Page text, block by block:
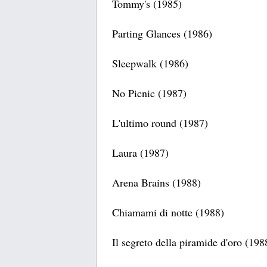
Tommy's (1985)
Parting Glances (1986)
Sleepwalk (1986)
No Picnic (1987)
L'ultimo round (1987)
Laura (1987)
Arena Brains (1988)
Chiamami di notte (1988)
Il segreto della piramide d'oro